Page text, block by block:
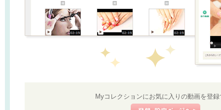
Myコレクションにお気に入りの動画を登録